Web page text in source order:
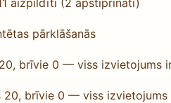
aizpildīti (2 apstiprināti)
pārklāšanās
brīvie 0 — viss izvietojums
20, brīvie 0 — viss izvietojums